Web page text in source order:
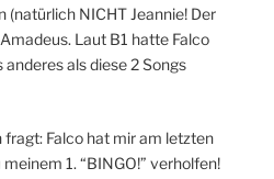
(natürlich NICHT Jeannie! Der
Laut B1 hatte Falco
als diese 2 Songs
Falco hat mir am letzten
1. “BINGO!” verholfen!